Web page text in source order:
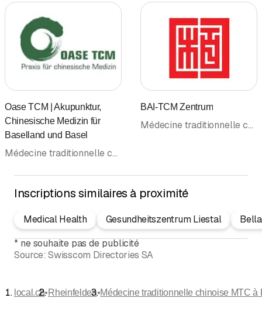
Oase TCM | Akupunktur,
Chinesische Medizin für
Baselland und Basel
Médecine traditionnelle chinoise MTC • Acupuncture MTC • Scarification médicale • Tuina Massage • Naturopathie • Thérapie naturelle/Naturopathie • Cabinet médical • Médecins
BAI-TCM Zentrum
Médecine traditionnelle chinoise MTC • Acupuncture (hors rubrique médecins)
Inscriptions similaires à proximité
Medical Health Gesundheitszentrum Liestal
* ne souhaite pas de publicité
Source: Swisscom Directories SA
local.ch•Rheinfelden•Médecine traditionnelle chinoise MTC à